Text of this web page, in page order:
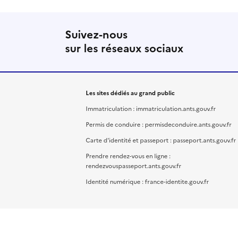
Suivez-nous
sur les réseaux sociaux
Les sites dédiés au grand public
Immatriculation : immatriculation.ants.gouv.fr
Permis de conduire : permisdeconduire.ants.gouv.fr
Carte d'identité et passeport : passeport.ants.gouv.fr
Prendre rendez-vous en ligne :
rendezvouspasseport.ants.gouv.fr
Identité numérique : france-identite.gouv.fr